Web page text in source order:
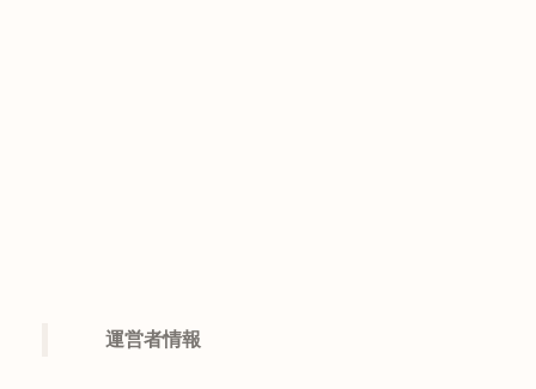
運営者情報